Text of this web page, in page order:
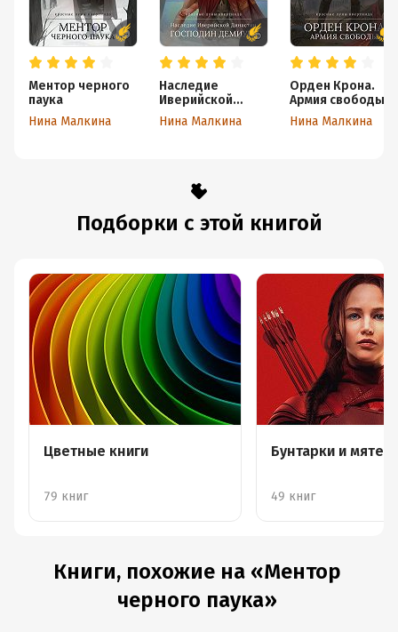
Ментор черного
паука
Нина Малкина
Наследие
Иверийской
династии.
Господин
Нина Малкина
Орден Крона.
Армия свободы
Нина Малкина
Подборки с этой книгой
Цветные книги
79 книг
Бунтарки и
49 книг
Книги, похожие на «Ментор
черного паука»